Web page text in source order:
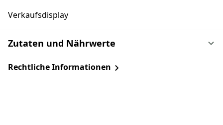
Verkaufsdisplay
Zutaten und Nährwerte
Rechtliche Informationen